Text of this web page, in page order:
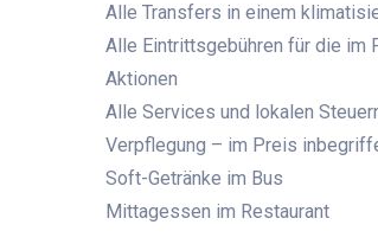
Alle Transfers in einem
Alle Eintrittsgebühren für die im
Aktionen
Alle Services und lokalen
Verpflegung – im Preis
Soft-Getränke im Bus
Mittagessen im Restaurant